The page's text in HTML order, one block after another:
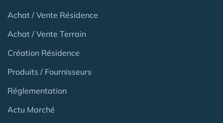
Achat / Vente Résidence
Achat / Vente Terrain
Création Résidence
Produits / Fournisseurs
Réglementation
Actu Marché